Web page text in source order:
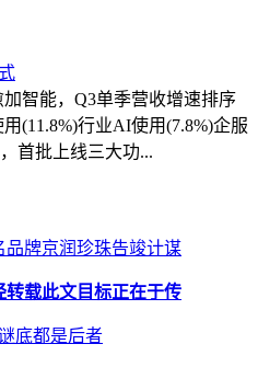
智能，Q3单季营收增速排序
(11.8%)行业AI使用(7.8%)企服
首批上线三大功...
品牌京润珍珠告竣计谋
转载此文目标正在于传
底都是后者